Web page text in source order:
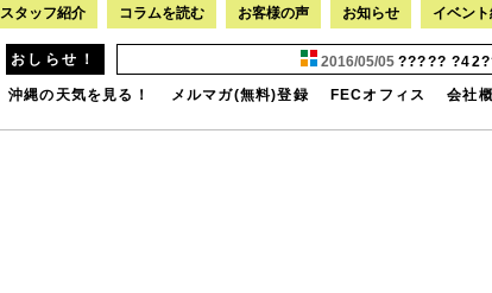
スタッフ紹介 コラムを読む お客様の声 お知らせ イベン
おしらせ！ 2016/05/05?????
沖縄の天気を見る！ メルマガ(無料)登録 FECオフィス 会社